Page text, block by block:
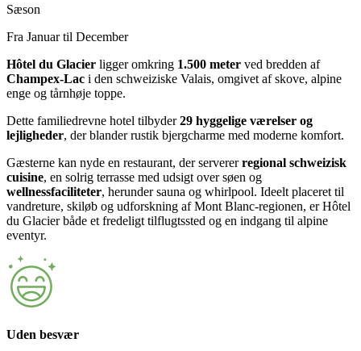
Sæson
Fra Januar til December
Hôtel du Glacier ligger omkring 1.500 meter ved bredden af
Champex-Lac i den schweiziske Valais, omgivet af skove, alpine
enge og tårnhøje toppe.
Dette familiedrevne hotel tilbyder29 hyggelige værelser og
lejligheder, der blander rustik bjergcharme med moderne komfort.
Gæsterne kan nyde en restaurant, der servererregional schweizisk
cuisine, en solrig terrasse med udsigt over søen og
wellnessfaciliteter, herunder sauna og whirlpool. Ideelt placeret til
vandreture, skiløb og udforskning af Mont Blanc-regionen, er Hôtel
du Glacier både et fredeligt tilflugtssted og en indgang til alpine
eventyr.
Uden besvær